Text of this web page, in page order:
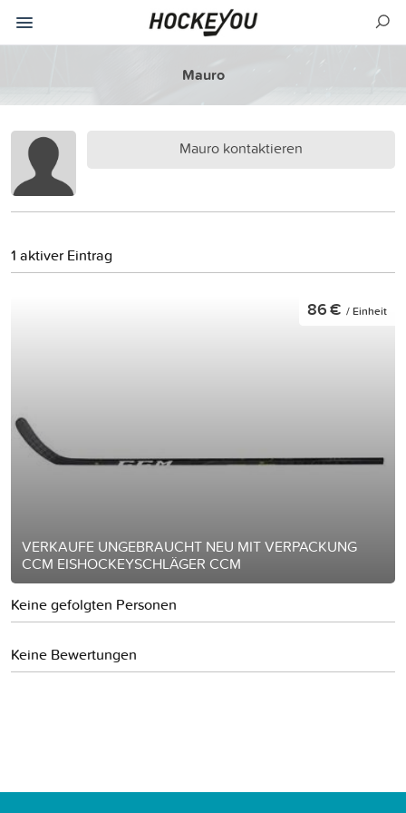
Mauro
Mauro kontaktieren
1 aktiver Eintrag
VERKAUFE UNGEBRAUCHT NEU MIT VERPACKUNG
CCM EISHOCKEYSCHLÄGER CCM
86 € / Einheit
Keine gefolgten Personen
Keine Bewertungen